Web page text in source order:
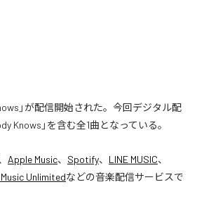
」が配信開始された。今回デジタル配
Knows」を含む全1曲となっている。
Apple Music、 Spotify、 LINE MUSIC、
Unlimitedなどの音楽配信サービスで